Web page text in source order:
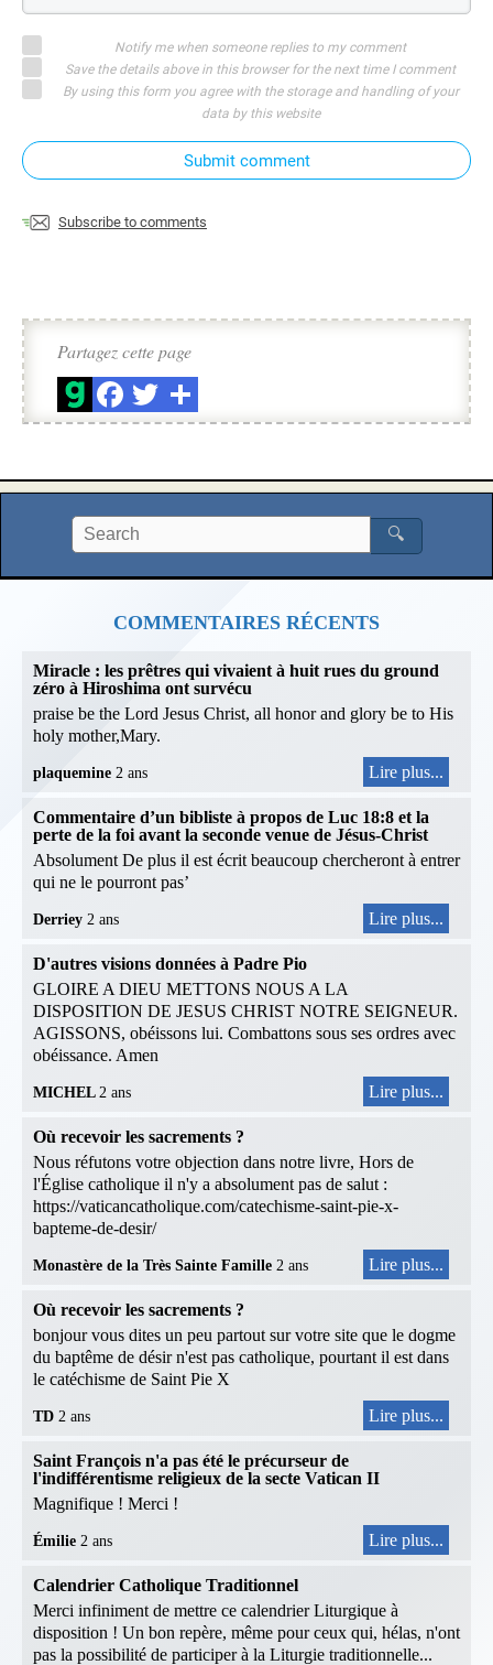
Notify me when someone replies to my comment
Save the details above in this browser for the next time I comment
By using this form you agree with the storage and handling of your
data by this website
Submit comment
Subscribe to comments
Partagez cette page
🔍
COMMENTAIRES RÉCENTS
Miracle : les prêtres qui vivaient à huit rues du ground
zéro à Hiroshima ont survécu
praise be the Lord Jesus Christ, all honor and glory be to His
holy mother,Mary.
plaquemine 2 ans Lire plus...
Commentaire d’un bibliste à propos de Luc 18:8 et la
perte de la foi avant la seconde venue de Jésus-Christ
Absolument De plus il est écrit beaucoup chercheront à entrer
qui ne le pourront pas’
Derriey 2 ans Lire plus...
D'autres visions données à Padre Pio
GLOIRE A DIEU METTONS NOUS A LA
DISPOSITION DE JESUS CHRIST NOTRE SEIGNEUR.
AGISSONS, obéissons lui. Combattons sous ses ordres avec
obéissance. Amen
MICHEL 2 ans Lire plus...
Où recevoir les sacrements ?
Nous réfutons votre objection dans notre livre, Hors de
l'Église catholique il n'y a absolument pas de salut :
https://vaticancatholique.com/catechisme-saint-pie-x-
bapteme-de-desir/
Monastère de la Très Sainte Famille 2 ans Lire plus...
Où recevoir les sacrements ?
bonjour vous dites un peu partout sur votre site que le dogme
du baptême de désir n'est pas catholique, pourtant il est dans
le catéchisme de Saint Pie X
TD 2 ans Lire plus...
Saint François n'a pas été le précurseur de
l'indifférentisme religieux de la secte Vatican II
Magnifique ! Merci !
Émilie 2 ans Lire plus...
Calendrier Catholique Traditionnel
Merci infiniment de mettre ce calendrier Liturgique à
disposition ! Un bon repère, même pour ceux qui, hélas, n'ont
pas la possibilité de participer à la Liturgie traditionnelle...